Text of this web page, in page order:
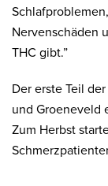
Nervenschäden
THC gibt.”
Der erste Teil
und Groeneveld
Zum Herbst